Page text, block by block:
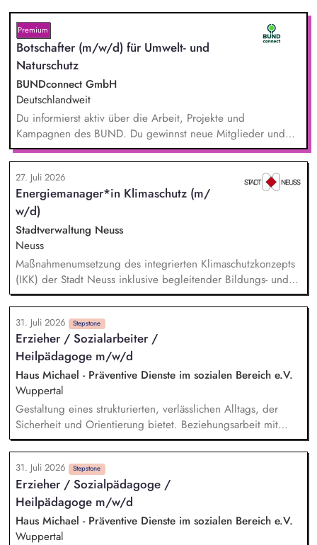
Premium
Botschafter (m/w/d) für Umwelt- und
Naturschutz
BUNDconnect GmbH
Deutschlandweit
Du informierst aktiv über die Arbeit, Projekte und
Kampagnen des BUND. Du gewinnst neue Mitglieder und
stärkst damit langfristig den Umwelt- und Naturschutz. Du
beantwortest Fragen zu Umwelt-, Arten- und Klimaschutz nach
bestem Wissen und Gewissen. Du unterstützt Kampagnen
und Aktionen, beispielsweise durch das Sammeln von
Unterschriften für Petitionen.
27. Juli 2026
Energiemanager*in Klimaschutz (m/
w/d)
Stadtverwaltung Neuss
Neuss
Maßnahmenumsetzung des integrierten Klimaschutzkonzepts
(IKK) der Stadt Neuss inklusive begleitender Bildungs- und
Öffentlichkeitsarbeit sowie Fortschreibung des IKK.
Monitoring und Berichterstattung zu den ca. 60 städtischen
PV-Anlagen sowie Planung weiterer Anlageninstallationen.
Prüfung, Planung und Umsetzung von Modellen zu Energy-
Sharing und/oder Strombilanzkreismodellen. Eigenständige
Fördermittelakquise und Durchführung von Förderprojekten
in den Bereichen regenerative Energien sowie
energiesparendes Bauen und Sanieren.
31. Juli 2026 Stepstone
Erzieher / Sozialarbeiter /
Heilpädagoge m/w/d
Haus Michael - Präventive Dienste im sozialen Bereich e.V.
Wuppertal
Gestaltung eines strukturierten, verlässlichen Alltags, der
Sicherheit und Orientierung bietet. Beziehungsarbeit mit
Kindern und Jugendlichen unter Berücksichtigung ihrer
individuellen Lebensgeschichten. Systemisches Denken:
Zusammenhänge erkennen, Verhalten einordnen, Muster
verstehen. Förderung von Identitätsentwicklung, Selbstwert
und individuellen Stärken. Begleitung in lebenspraktischen
Bereichen (Alltag, Schule, Freizeit, Verantwortung).
Zusammenarbeit mit Eltern, Sorgeberechtigten, Schulen,
31. Juli 2026 Stepstone
Erzieher / Sozialpädagoge /
Heilpädagoge m/w/d
Haus Michael - Präventive Dienste im sozialen Bereich e.V.
Wuppertal